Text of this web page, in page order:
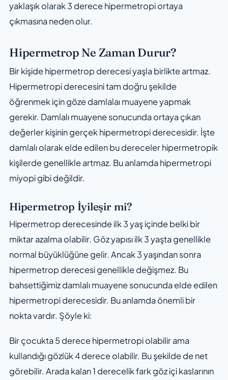
yaklaşık olarak 3 derece hipermetropi ortaya
çıkmasına neden olur.
Hipermetrop Ne Zaman Durur?
Bir kişide hipermetrop derecesi yaşla birlikte artmaz.
Hipermetropi derecesini tam doğru şekilde
öğrenmek için göze damlalaı muayene yapmak
gerekir. Damlalı muayene sonucunda ortaya çıkan
değerler kişinin gerçek hipermetropi derecesidir. İşte
damlalı olarak elde edilen bu dereceler hipermetropik
kişilerde genellikle artmaz. Bu anlamda hipermetropi
miyopi gibi değildir.
Hipermetrop İyileşir mi?
Hipermetrop derecesinde ilk 3 yaş içinde belki bir
miktar azalma olabilir. Göz yapısı ilk 3 yaşta genellikle
normal büyüklüğüne gelir. Ancak 3 yaşından sonra
hipermetrop derecesi genellikle değişmez. Bu
bahsettiğimiz damlalı muayene sonucunda elde edilen
hipermetropi derecesidir. Bu anlamda önemli bir
nokta vardır. Şöyle ki:
Bir çocukta 5 derece hipermetropi olabilir ama
kullandığı gözlük 4 derece olabilir. Bu şekilde de net
görebilir. Arada kalan 1 derecelik fark göz içi kaslarının